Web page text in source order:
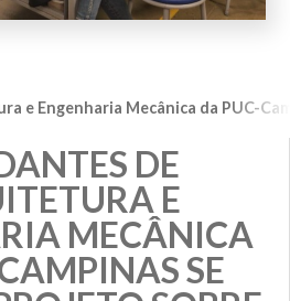
e Engenharia Mecânica da PUC-
DE
E
MECÂNICA
SE